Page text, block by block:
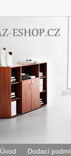
Úvod Dodací